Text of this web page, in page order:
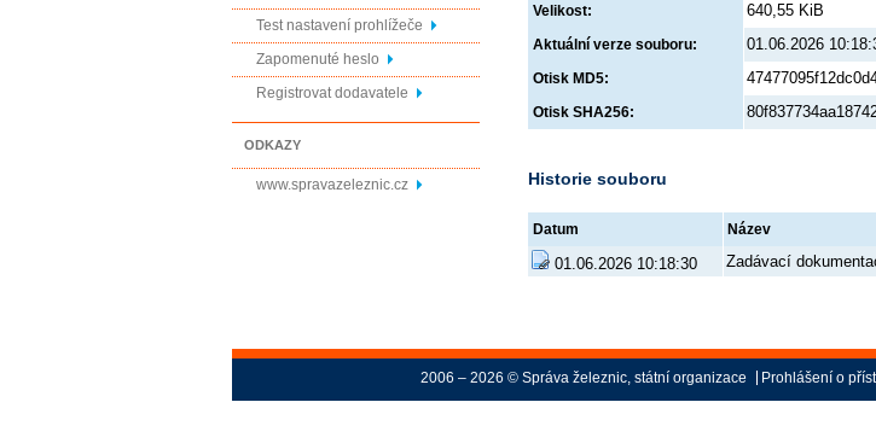
Test nastavení prohlížeče
Zapomenuté heslo
Registrovat dodavatele
ODKAZY
www.spravazeleznic.cz
Velikost: 640,55 KiB
Aktuální verze souboru: 01.06.2026
Otisk MD5:
Otisk SHA256:
Historie souboru
Datum Název
01.06.2026 10:18:30 Zadávací
2006 – 2026 © Správa železnic, státní organizace Prohlášení o